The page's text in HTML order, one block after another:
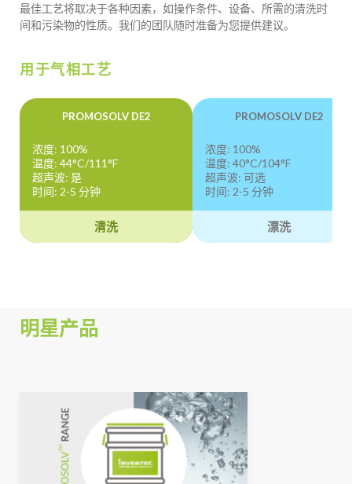
最佳工艺将取决于各种因素，如操作条件、设备、所需的清洗时
间和污染物的性质。我们的团队随时准备为您提供建议。
用于气相工艺
PROMOSOLV DE2
浓度: 100%
温度: 44°C/111°F
超声波: 是
时间: 2-5 分钟
清洗
PROMOSOLV DE2
浓度: 100%
温度: 40°C/104°F
超声波: 可选
时间: 2-5 分钟
漂洗
明星产品